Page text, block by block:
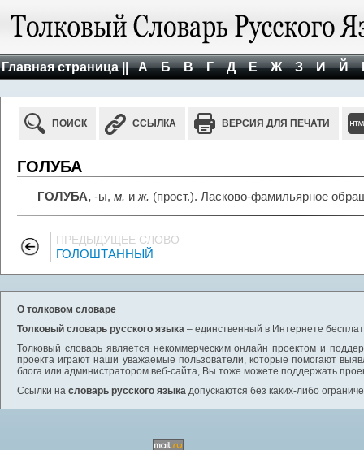
Главная страница || А Б В Г Д Е Ж З И Й
ПОИСК ССЫЛКА ВЕРСИЯ ДЛЯ ПЕЧАТИ
ГОЛУБА
ГОЛУБА, -ы, м. и ж. (прост.). Ласково-фамильярное
ПРЕДЫДУЩЕЕ СЛОВО
ГОЛОШТАННЫЙ
О толковом словаре
Толковый словарь русского языка – единственный в Интернете
Толковый словарь является некоммерческим онлайн проектом и
проекта играют наши уважаемые пользователи, которые помогают
блога или администратором веб-сайта, Вы тоже можете поддержать
Ссылки на словарь русского языка допускаются без каких-либо